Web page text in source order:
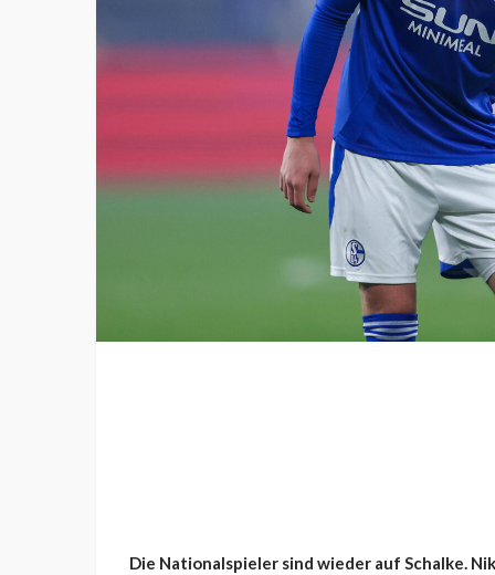
Die Nationalspieler sind wieder auf Schalke.